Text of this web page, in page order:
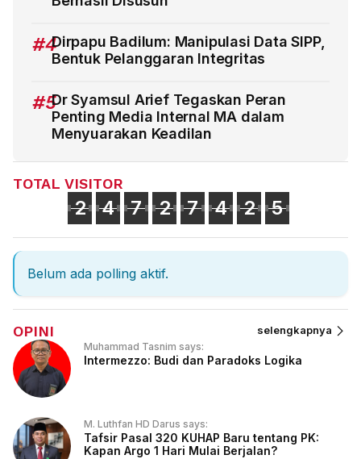
#4Dirpapu Badilum: Manipulasi Data SIPP,
Bentuk Pelanggaran Integritas
#5Dr Syamsul Arief Tegaskan Peran
Penting Media Internal MA dalam
Menyuarakan Keadilan
TOTAL VISITOR
2 4 7 2 7 4 2 5
Belum ada polling aktif.
OPINI selengkapnya
Muhammad Tasnim says:
Intermezzo: Budi dan Paradoks Logika
M. Luthfan HD Darus says:
Tafsir Pasal 320 KUHAP Baru tentang PK:
Kapan Argo 1 Hari Mulai Berjalan?